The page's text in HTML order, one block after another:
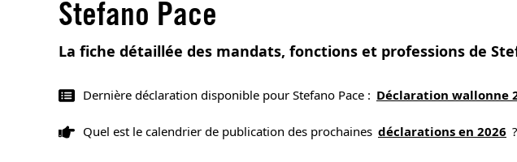
Stefano Pace
La fiche détaillée des mandats, fonctions et professions de
Dernière déclaration disponible pour Stefano Pace : Déclaration wallonne
Quel est le calendrier de publication des prochaines déclarations en 2026 ?